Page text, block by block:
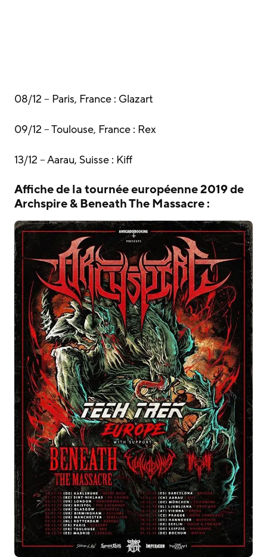
08/12 – Paris, France : Glazart
09/12 – Toulouse, France : Rex
13/12 – Aarau, Suisse : Kiff
Affiche de la tournée européenne 2019 de
Archspire & Beneath The Massacre :